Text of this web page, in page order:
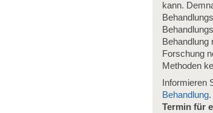
kann.
Behandlung
Forschung
Methoden
Informieren
Behandlung.
Termin für